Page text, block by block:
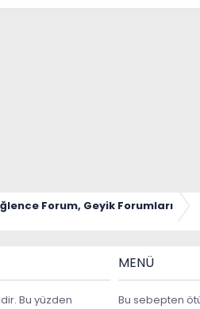
Forum, Geyik Forumları
Bu yüzden
MENÜ
Bu sebepten